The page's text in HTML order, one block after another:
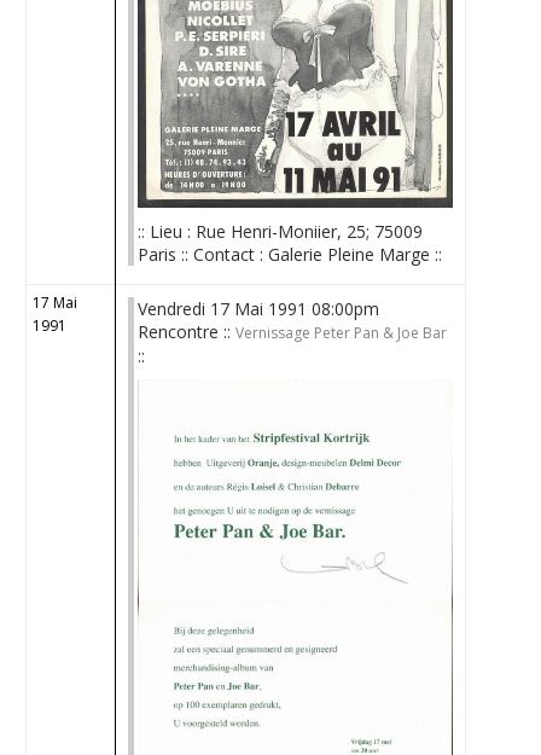
:: Lieu : Rue Henri-Moniier, 25; 75009
Paris :: Contact : Galerie Pleine Marge ::
17 Mai
1991
Vendredi 17 Mai 1991 08:00pm
Rencontre ::Vernissage Peter Pan & Joe Bar
::